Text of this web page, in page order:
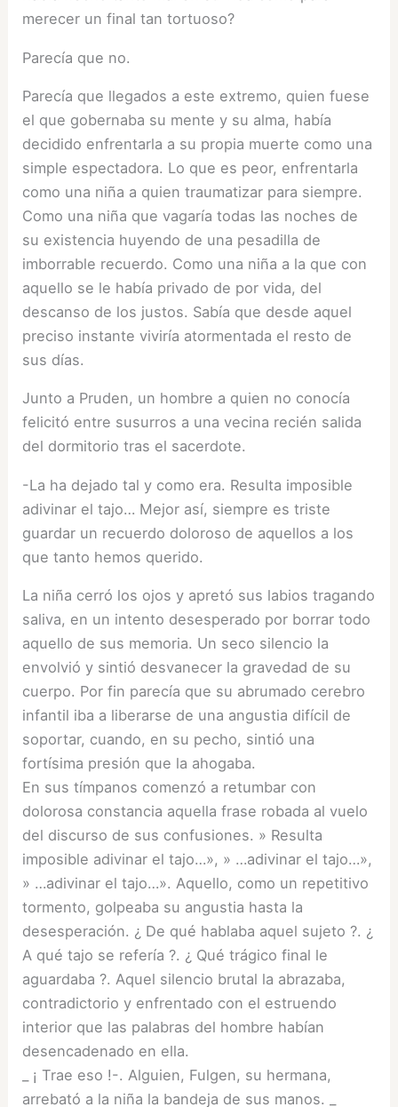
merecer un final tan tortuoso?
Parecía que no.
Parecía que llegados a este extremo, quien fuese
el que gobernaba su mente y su alma, había
decidido enfrentarla a su propia muerte como una
simple espectadora. Lo que es peor, enfrentarla
como una niña a quien traumatizar para siempre.
Como una niña que vagaría todas las noches de
su existencia huyendo de una pesadilla de
imborrable recuerdo. Como una niña a la que con
aquello se le había privado de por vida, del
descanso de los justos. Sabía que desde aquel
preciso instante viviría atormentada el resto de
sus días.
Junto a Pruden, un hombre a quien no conocía
felicitó entre susurros a una vecina recién salida
del dormitorio tras el sacerdote.
-La ha dejado tal y como era. Resulta imposible
adivinar el tajo… Mejor así, siempre es triste
guardar un recuerdo doloroso de aquellos a los
que tanto hemos querido.
La niña cerró los ojos y apretó sus labios tragando
saliva, en un intento desesperado por borrar todo
aquello de sus memoria. Un seco silencio la
envolvió y sintió desvanecer la gravedad de su
cuerpo. Por fin parecía que su abrumado cerebro
infantil iba a liberarse de una angustia difícil de
soportar, cuando, en su pecho, sintió una
fortísima presión que la ahogaba.
En sus tímpanos comenzó a retumbar con
dolorosa constancia aquella frase robada al vuelo
del discurso de sus confusiones. » Resulta
imposible adivinar el tajo…», » …adivinar el tajo…»,
» …adivinar el tajo…». Aquello, como un repetitivo
tormento, golpeaba su angustia hasta la
desesperación. ¿ De qué hablaba aquel sujeto ?. ¿
A qué tajo se refería ?. ¿ Qué trágico final le
aguardaba ?. Aquel silencio brutal la abrazaba,
contradictorio y enfrentado con el estruendo
interior que las palabras del hombre habían
desencadenado en ella.
_ ¡ Trae eso !-. Alguien, Fulgen, su hermana,
arrebató a la niña la bandeja de sus manos. _